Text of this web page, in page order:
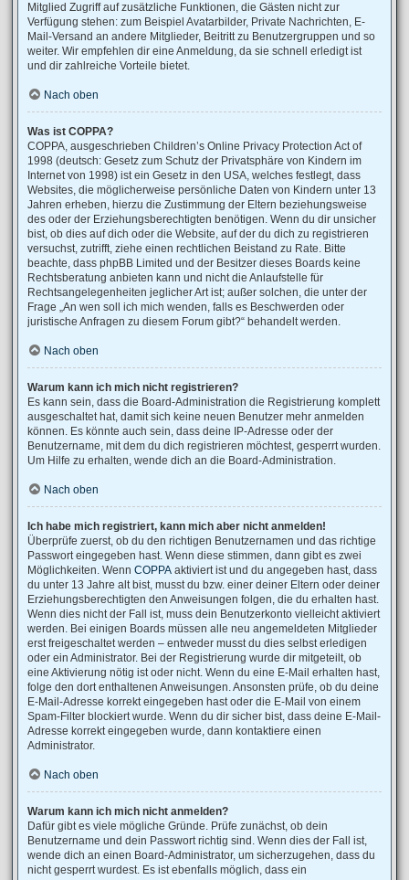
Mitglied Zugriff auf zusätzliche Funktionen, die Gästen nicht zur
Verfügung stehen: zum Beispiel Avatarbilder, Private Nachrichten, E-
Mail-Versand an andere Mitglieder, Beitritt zu Benutzergruppen und so
weiter. Wir empfehlen dir eine Anmeldung, da sie schnell erledigt ist
und dir zahlreiche Vorteile bietet.
Nach oben
Was ist COPPA?
COPPA, ausgeschrieben Children’s Online Privacy Protection Act of
1998 (deutsch: Gesetz zum Schutz der Privatsphäre von Kindern im
Internet von 1998) ist ein Gesetz in den USA, welches festlegt, dass
Websites, die möglicherweise persönliche Daten von Kindern unter 13
Jahren erheben, hierzu die Zustimmung der Eltern beziehungsweise
des oder der Erziehungsberechtigten benötigen. Wenn du dir unsicher
bist, ob dies auf dich oder die Website, auf der du dich zu registrieren
versuchst, zutrifft, ziehe einen rechtlichen Beistand zu Rate. Bitte
beachte, dass phpBB Limited und der Besitzer dieses Boards keine
Rechtsberatung anbieten kann und nicht die Anlaufstelle für
Rechtsangelegenheiten jeglicher Art ist; außer solchen, die unter der
Frage „An wen soll ich mich wenden, falls es Beschwerden oder
juristische Anfragen zu diesem Forum gibt?“ behandelt werden.
Nach oben
Warum kann ich mich nicht registrieren?
Es kann sein, dass die Board-Administration die Registrierung komplett
ausgeschaltet hat, damit sich keine neuen Benutzer mehr anmelden
können. Es könnte auch sein, dass deine IP-Adresse oder der
Benutzername, mit dem du dich registrieren möchtest, gesperrt wurden.
Um Hilfe zu erhalten, wende dich an die Board-Administration.
Nach oben
Ich habe mich registriert, kann mich aber nicht anmelden!
Überprüfe zuerst, ob du den richtigen Benutzernamen und das richtige
Passwort eingegeben hast. Wenn diese stimmen, dann gibt es zwei
Möglichkeiten. Wenn COPPA aktiviert ist und du angegeben hast, dass
du unter 13 Jahre alt bist, musst du bzw. einer deiner Eltern oder deiner
Erziehungsberechtigten den Anweisungen folgen, die du erhalten hast.
Wenn dies nicht der Fall ist, muss dein Benutzerkonto vielleicht aktiviert
werden. Bei einigen Boards müssen alle neu angemeldeten Mitglieder
erst freigeschaltet werden – entweder musst du dies selbst erledigen
oder ein Administrator. Bei der Registrierung wurde dir mitgeteilt, ob
eine Aktivierung nötig ist oder nicht. Wenn du eine E-Mail erhalten hast,
folge den dort enthaltenen Anweisungen. Ansonsten prüfe, ob du deine
E-Mail-Adresse korrekt eingegeben hast oder die E-Mail von einem
Spam-Filter blockiert wurde. Wenn du dir sicher bist, dass deine E-Mail-
Adresse korrekt eingegeben wurde, dann kontaktiere einen
Administrator.
Nach oben
Warum kann ich mich nicht anmelden?
Dafür gibt es viele mögliche Gründe. Prüfe zunächst, ob dein
Benutzername und dein Passwort richtig sind. Wenn dies der Fall ist,
wende dich an einen Board-Administrator, um sicherzugehen, dass du
nicht gesperrt wurdest. Es ist ebenfalls möglich, dass ein